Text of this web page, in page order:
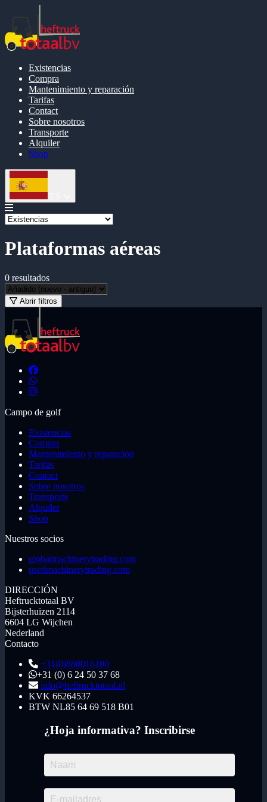
Existencias
Compra
Mantenimiento y reparación
Tarifas
Contact
Sobre nosotros
Transporte
Alquiler
Shop
Plataformas aéreas
0 resultados
Abrir filtros
Campo de golf
Existencias
Compra
Mantenimiento y reparación
Tarifas
Contact
Sobre nosotros
Transporte
Alquiler
Shop
Nuestros socios
globalmachinerytrading.com
usedmachinerytrading.com
DIRECCIÓN
Heftrucktotaal BV
Bijsterhuizen 2114
6604 LG Wijchen
Nederland
Contacto
+31(0)880016100
+31 (0) 6 24 50 37 68
info@heftrucktotaal.nl
KVK 66264537
BTW NL85 64 69 518 B01
¿Hoja informativa? Inscribirse